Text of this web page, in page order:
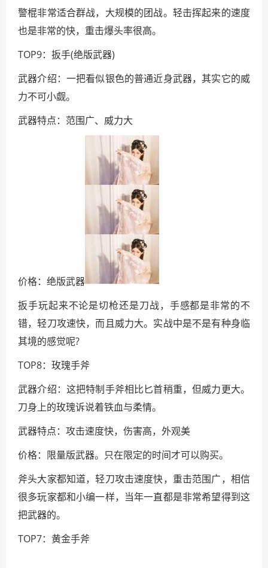
警棍非常适合群战，大规模的团战。轻击挥起来的速度
也是非常的快，重击爆头率很高。
TOP9：扳手(绝版武器)
武器介绍：一把看似银色的普通近身武器，其实它的威
力不可小觑。
武器特点：范围广、威力大
价格：绝版武器
扳手玩起来不论是切枪还是刀战，手感都是非常的不
错，轻刀攻速快，而且威力大。实战中是不是有种身临
其境的感觉呢?
TOP8：玫瑰手斧
武器介绍：这把特制手斧相比匕首稍重，但威力更大。
刀身上的玫瑰诉说着铁血与柔情。
武器特点：攻击速度快，伤害高，外观美
价格：限量版武器。只在限定的时间才可以购买。
斧头大家都知道，轻刀攻击速度快，重击范围广，相信
很多玩家都和小编一样，当年一直都是非常希望得到这
把武器的。
TOP7：黄金手斧